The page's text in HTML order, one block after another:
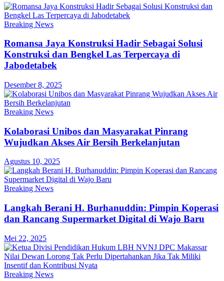
Breaking News
Romansa Jaya Konstruksi Hadir Sebagai Solusi
Konstruksi dan Bengkel Las Terpercaya di
Jabodetabek
Desember 8, 2025
Breaking News
Kolaborasi Unibos dan Masyarakat Pinrang
Wujudkan Akses Air Bersih Berkelanjutan
Agustus 10, 2025
Breaking News
Langkah Berani H. Burhanuddin: Pimpin Koperasi
dan Rancang Supermarket Digital di Wajo Baru
Mei 22, 2025
Breaking News